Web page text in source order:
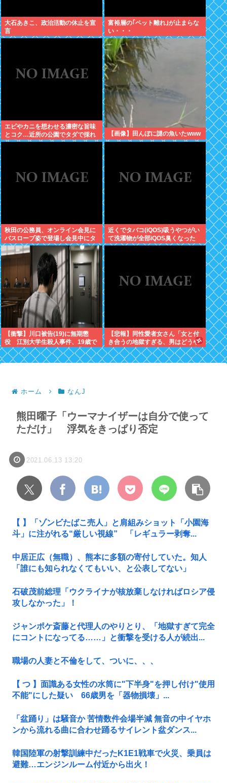
大石あきこ、政治活動の休止を宣
言
富裕層の｢ペット離れ｣が止まらな
い・・・
エビやカニを想わせる濃密な旨味
とコク…近所の公園でタダで採れ
る「今が旬」な高級食材の名前
【画像】田んぼに謎の魚いたwww
秋田の公務員、オンライン会見に
バスローブ姿で登場し会見中にタ
バコを吸う←あのさあ！
近くでタバコ(iQOS)吸うやつがい
て洗濯物が全部iQOS臭くなった
【衝撃】川口被告(19)に無期懲
役 江別大学生殺人事件、19歳で
取り返しのつかない代償を背負う
ことに
【悲報】同性愛者女さん「女と付
き合うの地獄すぎる、男はどうや
って耐えてんの？」←コレは同意
せざるおえないと話題に
ホーム なんJ
熊田曜子「ウーマナイザーは自分で使って
ただけ」 浮気をきっぱり否定
2021.06.13 13:20
【 】「ゾンビたばこ売人」と肩組みショット「小園海
斗」に注がれる“厳しい視線” 「レギュラー剥奪...
中居正広（無職）、熊本に多額の寄付していた。知人
「誰にも知られなくてもいい、と公表してない」
石破茂前総理「ウクライナが核放棄しなければロシア侵
攻しなかった」！
ジャンポケ斎藤と代理人のやりとり、「地獄すぎて完全
にコントになってる……」と衝撃を受ける人が続出...
職場の人妻と不倫をして、ついに、、、
【 つ 】面識ある女性の水筒に"下半身"を押し付け"使用
不能"にした疑い 66歳男を「器物損壊」...
「盆踊り」は騒音か 苦情数件会場半減 無音の中イヤホ
ンから流れる曲に合わせ踊るサイレント盆ダンス...
韓国陸軍の射撃訓練中だったK1E1戦車で火災、乗員は
避難…エンジンルーム付近から出火！